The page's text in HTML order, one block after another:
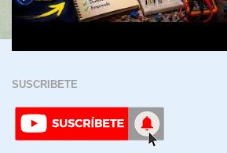
SUSCRIBETE